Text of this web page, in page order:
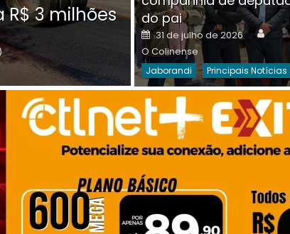
R$ 3 milhões
on
30 de julho de 2026 O
Destaques Da Semana
do pai
Posted
on
31 de julho de 2026
O Colinense
Jaborandi Principais Notícias